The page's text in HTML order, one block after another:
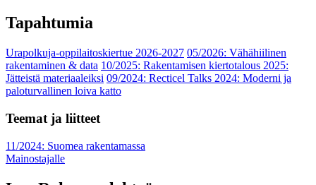
Tapahtumia
Urapolkuja-oppilaitoskiertue 2026-2027 05/2026: Vähähiilinen
rakentaminen & data 10/2025: Rakentamisen kiertotalous 2025:
Jätteistä materiaaleiksi 09/2024: Recticel Talks 2024: Moderni ja
paloturvallinen loiva katto
Teemat ja liitteet
11/2024: Suomea rakentamassa
Mainostajalle